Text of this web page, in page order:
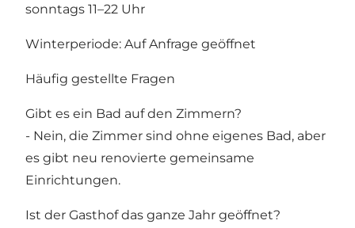
sonntags 11–22 Uhr
Winterperiode: Auf Anfrage geöffnet
Häufig gestellte Fragen
Gibt es ein Bad auf den Zimmern?
- Nein, die Zimmer sind ohne eigenes Bad, aber
es gibt neu renovierte gemeinsame
Einrichtungen.
Ist der Gasthof das ganze Jahr geöffnet?